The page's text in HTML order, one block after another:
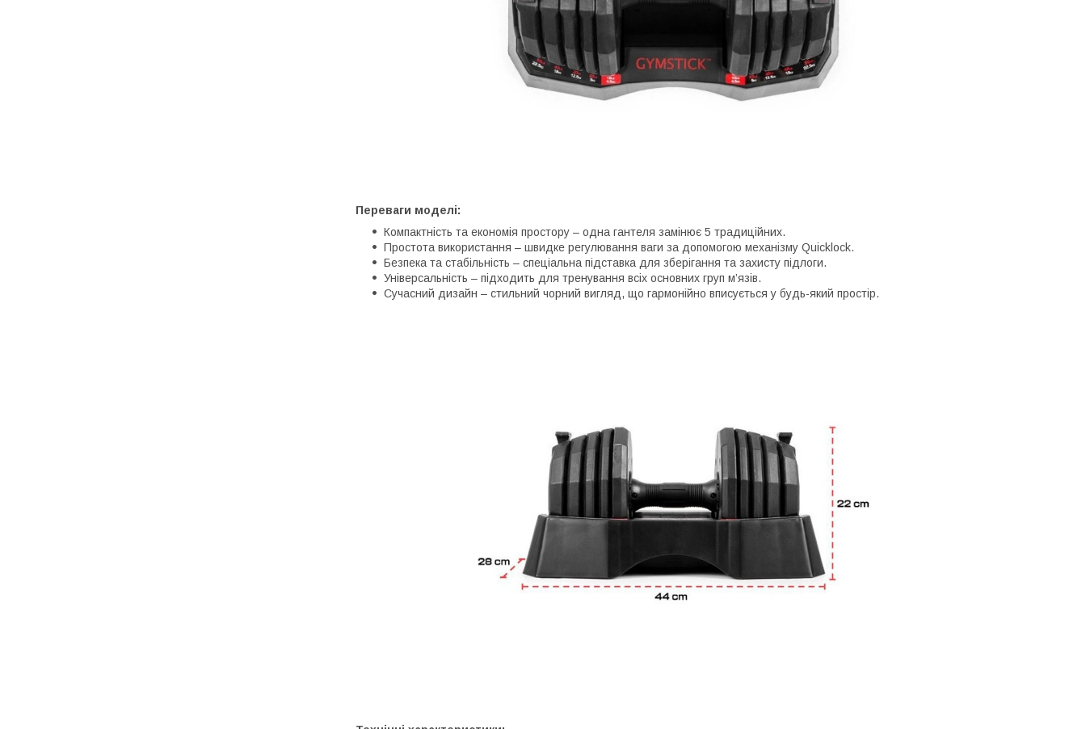
Переваги моделі:
Компактність та економія простору – одна гантеля замінює 5 традиційних.
Простота використання – швидке регулювання ваги за допомогою механізму Quicklock.
Безпека та стабільність – спеціальна підставка для зберігання та захисту підлоги.
Універсальність – підходить для тренування всіх основних груп м’язів.
Сучасний дизайн – стильний чорний вигляд, що гармонійно вписується у будь-який простір.